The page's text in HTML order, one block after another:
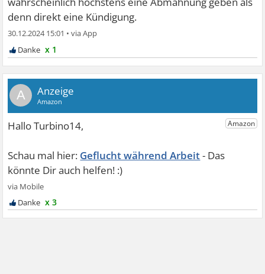
denn direkt eine Kündigung.
30.12.2024 15:01 •
x 1
A
Geflucht während Arbeit
x 3